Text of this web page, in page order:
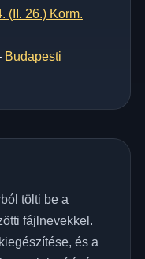
(II. 26.) Korm.
Budapesti
tölti be a
fájlnevekkel.
és a